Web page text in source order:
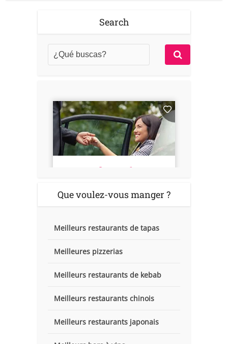
Search
Que voulez-vous manger ?
Meilleurs restaurants de tapas
Meilleures pizzerias
Meilleurs restaurants de kebab
Meilleurs restaurants chinois
Meilleurs restaurants japonais